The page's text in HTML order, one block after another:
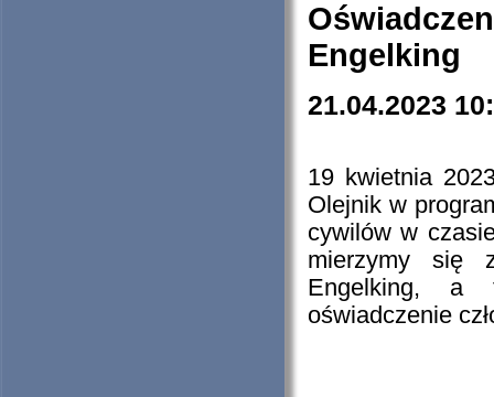
Engelking
21.04.2023
19 kwietnia
Olejnik w
cywilów w
mierzymy się
Engelking, a
oświadczenie